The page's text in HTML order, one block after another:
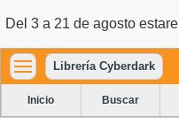
Del 3 a 21 de agosto
Librería Cyberdark
Inicio Buscar